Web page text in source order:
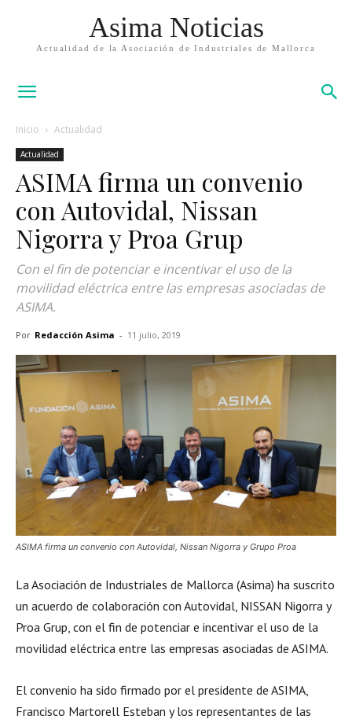
Asima Noticias
Actualidad de la Asociación de Industriales de Mallorca
Inicio Actualidad
Actualidad
ASIMA firma un convenio
con Autovidal, Nissan
Nigorra y Proa Grup
Con el fin de potenciar e incentivar el uso de la
movilidad eléctrica entre las empresas asociadas de
ASIMA.
Por Redacción Asima - 11 julio, 2019
ASIMA firma un convenio con Autovidal, Nissan Nigorra y Grupo Proa
La Asociación de Industriales de Mallorca (Asima) ha suscrito
un acuerdo de colaboración con Autovidal, NISSAN Nigorra y
Proa Grup, con el fin de potenciar e incentivar el uso de la
movilidad eléctrica entre las empresas asociadas de ASIMA.
El convenio ha sido firmado por el presidente de ASIMA,
Francisco Martorell Esteban y los representantes de las